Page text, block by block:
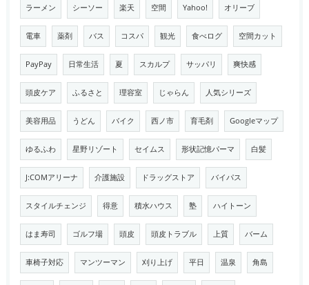
ラーメン シーソー 楽天 空間 Yahoo! オリーブ
電車 薬剤 バス コスパ 観光 食べログ 空間カット
PayPay 日常生活 夏 スカルプ サッパリ 爽快感
頭皮ケア ふるさと 理容室 じゃらん 人気シリーズ
美容用品 うどん バイク 西ノ市 育毛剤 Googleマップ
ゆるふわ 星野リゾート セイムス 形状記憶パーマ 白髪
J:COMアリーナ 介護施設 ドラッグストア バイパス
スタイルチェンジ 得意 積水ハウス 塾 ハイトーン
はま寿司 ゴルフ場 頭皮 頭皮トラブル 上質 バーム
車椅子対応 マンツーマン 刈り上げ 平日 温泉 角島